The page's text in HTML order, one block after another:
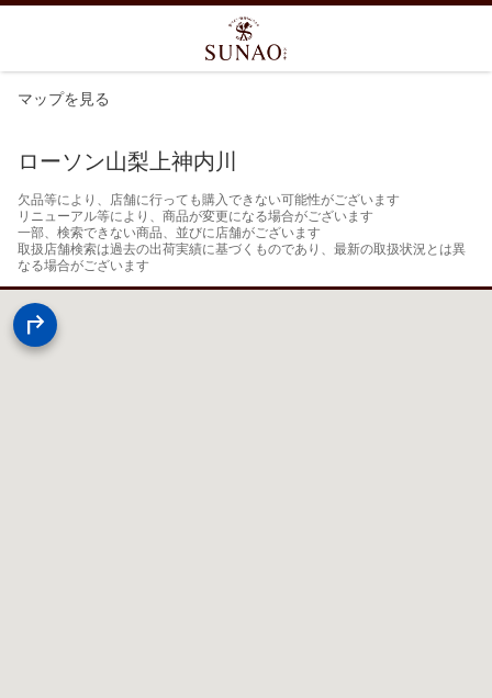
マップを見る
ローソン山梨上神内川
欠品等により、店舗に行っても購入できない可能性がございます
リニューアル等により、商品が変更になる場合がございます
一部、検索できない商品、並びに店舗がございます
取扱店舗検索は過去の出荷実績に基づくものであり、最新の取扱状況とは異
なる場合がございます